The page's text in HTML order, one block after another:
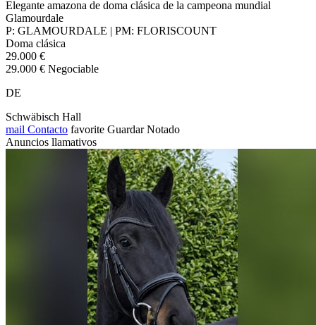
Elegante amazona de doma clásica de la campeona mundial
Glamourdale
P: GLAMOURDALE | PM: FLORISCOUNT
Doma clásica
29.000 €
29.000 € Negociable
DE
Schwäbisch Hall
mail Contacto favorite Guardar Notado
Anuncios llamativos